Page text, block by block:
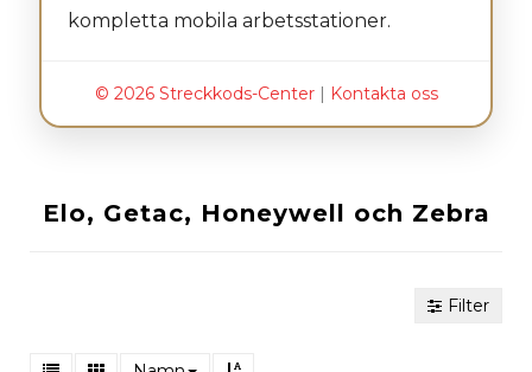
kompletta mobila arbetsstationer.
© 2026 Streckkods-Center | Kontakta oss
Elo, Getac, Honeywell och Zebra
Filter